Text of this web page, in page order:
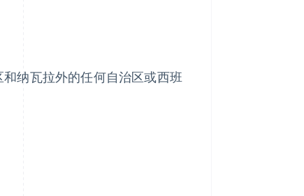
纳瓦拉外的任何自治区或西班